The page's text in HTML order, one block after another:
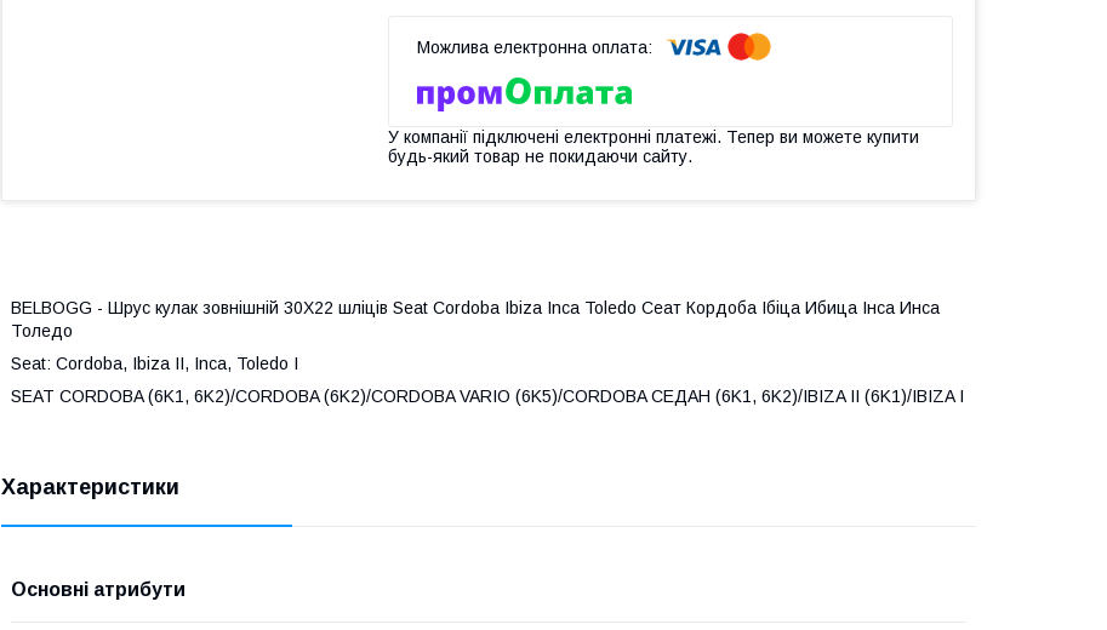
У компанії підключені електронні платежі. Тепер ви можете купити
будь-який товар не покидаючи сайту.
BELBOGG - Шрус кулак зовнішній 30Х22 шліців Seat Cordoba Ibiza Inca Toledo Сеат Кордоба Ібіца Ибица Інса Инса
Толедо
Seat: Cordoba, Ibiza II, Inca, Toledo I
SEAT CORDOBA (6K1, 6K2)/CORDOBA (6K2)/CORDOBA VARIO (6K5)/CORDOBA СЕДАН (6K1, 6K2)/IBIZA II (6K1)/IBIZA I
Характеристики
Основні атрибути